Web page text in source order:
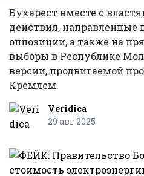
Бухарест вместе с
действия, направленные
оппозиции, а также на
выборы в Республике
версии, продвигаемой
Кремлем.
Veridica
29 авг 2025